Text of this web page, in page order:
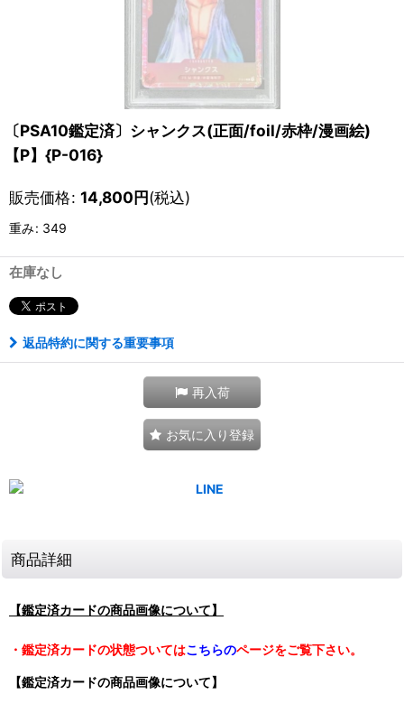
〔PSA10鑑定済〕シャンクス(正面/foil/赤枠/漫画絵)
【P】{P-016}
販売価格: 14,800円(税込)
重み: 349
在庫なし
返品特約に関する重要事項
再入荷
お気に入り登録
商品詳細
【鑑定済カードの商品画像について】
・鑑定済カードの状態ついてはこちらのページをご覧下さい。
【鑑定済カードの商品画像について】